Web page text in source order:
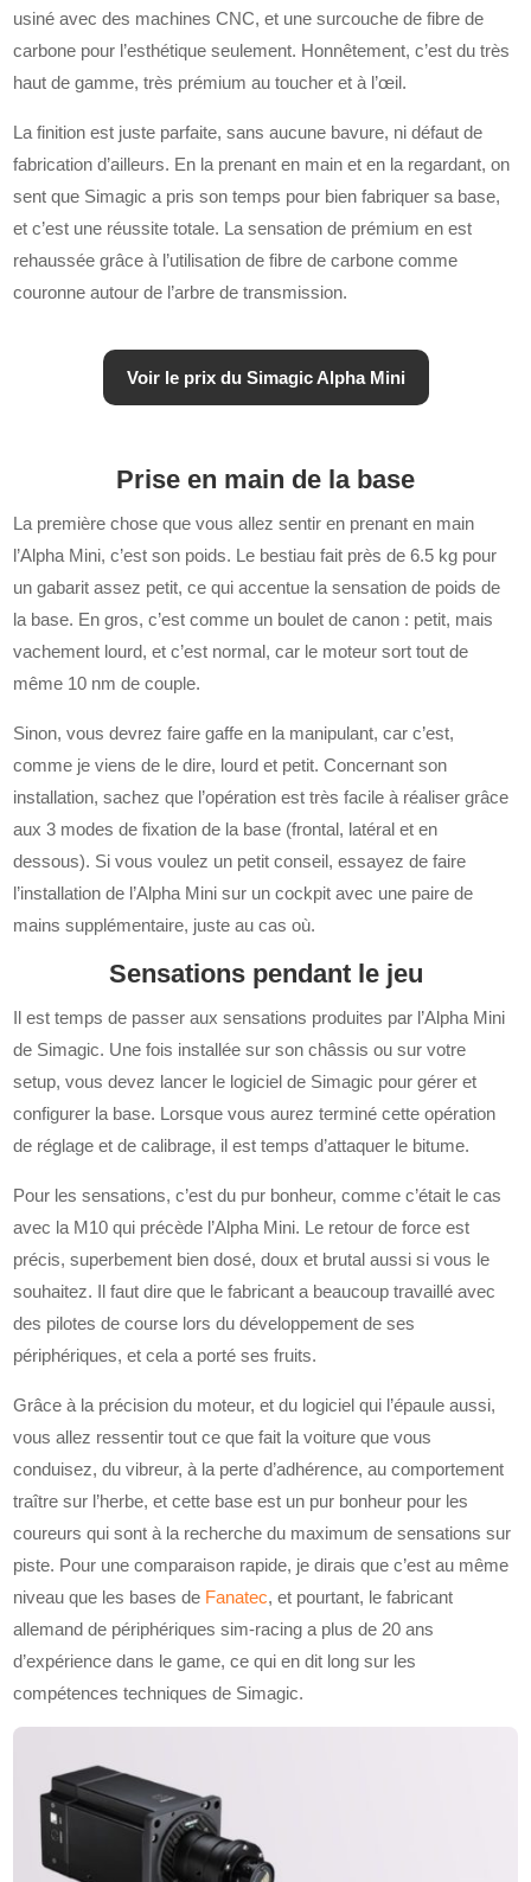
usiné avec des machines CNC, et une surcouche de fibre de
carbone pour l’esthétique seulement. Honnêtement, c’est du très
haut de gamme, très prémium au toucher et à l’œil.
La finition est juste parfaite, sans aucune bavure, ni défaut de
fabrication d’ailleurs. En la prenant en main et en la regardant, on
sent que Simagic a pris son temps pour bien fabriquer sa base,
et c’est une réussite totale. La sensation de prémium en est
rehaussée grâce à l’utilisation de fibre de carbone comme
couronne autour de l’arbre de transmission.
Voir le prix du Simagic Alpha Mini
Prise en main de la base
La première chose que vous allez sentir en prenant en main
l’Alpha Mini, c’est son poids. Le bestiau fait près de 6.5 kg pour
un gabarit assez petit, ce qui accentue la sensation de poids de
la base. En gros, c’est comme un boulet de canon : petit, mais
vachement lourd, et c’est normal, car le moteur sort tout de
même 10 nm de couple.
Sinon, vous devrez faire gaffe en la manipulant, car c’est,
comme je viens de le dire, lourd et petit. Concernant son
installation, sachez que l’opération est très facile à réaliser grâce
aux 3 modes de fixation de la base (frontal, latéral et en
dessous). Si vous voulez un petit conseil, essayez de faire
l’installation de l’Alpha Mini sur un cockpit avec une paire de
mains supplémentaire, juste au cas où.
Sensations pendant le jeu
Il est temps de passer aux sensations produites par l’Alpha Mini
de Simagic. Une fois installée sur son châssis ou sur votre
setup, vous devez lancer le logiciel de Simagic pour gérer et
configurer la base. Lorsque vous aurez terminé cette opération
de réglage et de calibrage, il est temps d’attaquer le bitume.
Pour les sensations, c’est du pur bonheur, comme c’était le cas
avec la M10 qui précède l’Alpha Mini. Le retour de force est
précis, superbement bien dosé, doux et brutal aussi si vous le
souhaitez. Il faut dire que le fabricant a beaucoup travaillé avec
des pilotes de course lors du développement de ses
périphériques, et cela a porté ses fruits.
Grâce à la précision du moteur, et du logiciel qui l’épaule aussi,
vous allez ressentir tout ce que fait la voiture que vous
conduisez, du vibreur, à la perte d’adhérence, au comportement
traître sur l’herbe, et cette base est un pur bonheur pour les
coureurs qui sont à la recherche du maximum de sensations sur
piste. Pour une comparaison rapide, je dirais que c’est au même
niveau que les bases de Fanatec, et pourtant, le fabricant
allemand de périphériques sim-racing a plus de 20 ans
d’expérience dans le game, ce qui en dit long sur les
compétences techniques de Simagic.